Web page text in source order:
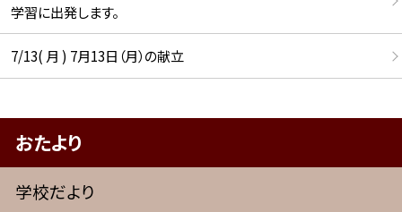
学習に出発します。
7/13( 月 ) 7月13日（月）の献立
おたより
学校だより